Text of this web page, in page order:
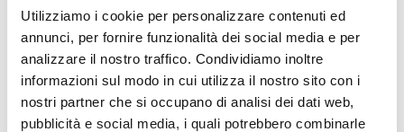
Utilizziamo i cookie per personalizzare contenuti ed
annunci, per fornire funzionalità dei social media e per
analizzare il nostro traffico. Condividiamo inoltre
informazioni sul modo in cui utilizza il nostro sito con i
nostri partner che si occupano di analisi dei dati web,
pubblicità e social media, i quali potrebbero combinarle
46,96 + iva €31,00